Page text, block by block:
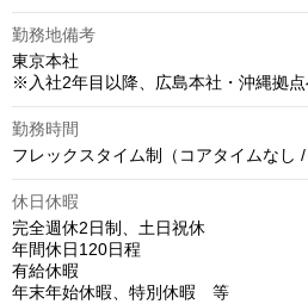
勤務地備考
東京本社
※入社2年目以降、広島本社・沖縄拠点
勤務時間
フレックスタイム制（コアタイムなし /
休日休暇
完全週休2日制、土日祝休
年間休日120日程
有給休暇
年末年始休暇、特別休暇　等